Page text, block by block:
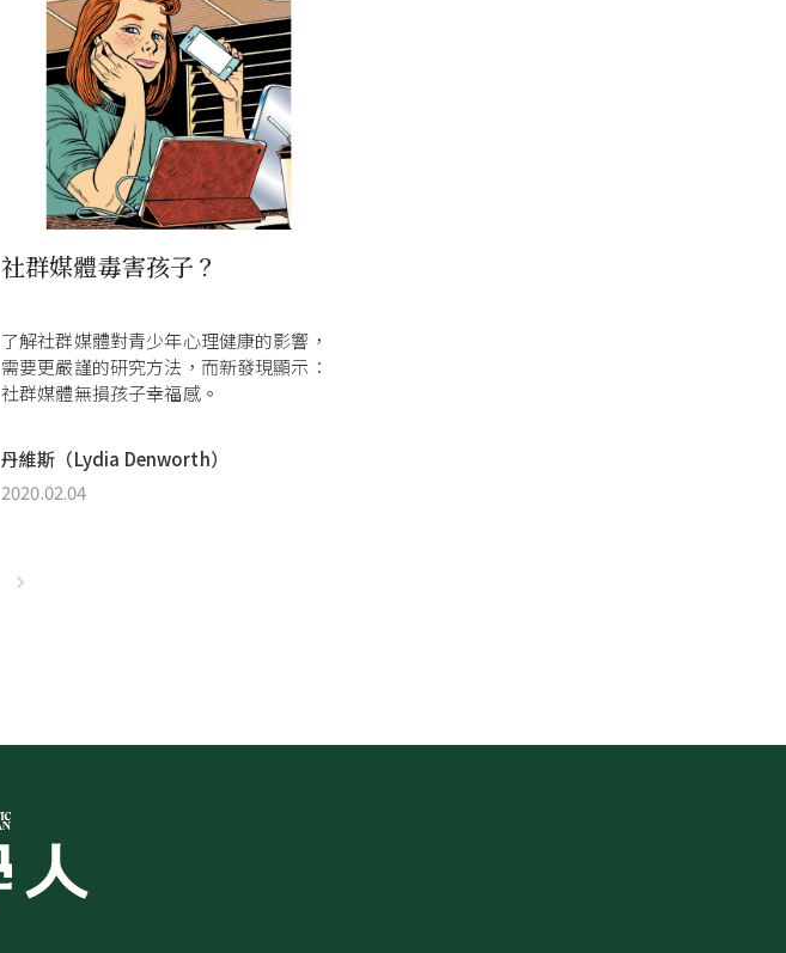
社群媒體毒害孩子？
了解社群媒體對青少年心理健康的影響，
需要更嚴謹的研究方法，而新發現顯示：
社群媒體無損孩子幸福感。
丹維斯（Lydia Denworth）
2020.02.04